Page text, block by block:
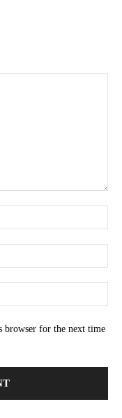
browser for the next time